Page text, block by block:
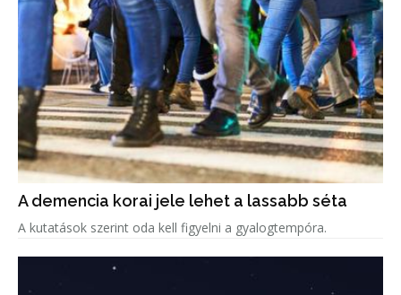
A demencia korai jele lehet a lassabb séta
A kutatások szerint oda kell figyelni a gyalogtempóra.